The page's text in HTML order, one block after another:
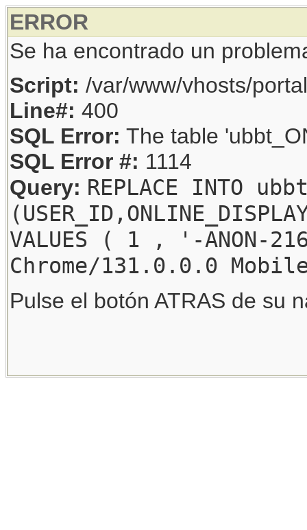
ERROR
Se ha encontrado un
Script: /var/www/vhosts/
Line#: 400
SQL Error: The table
SQL Error #: 1114
Query: REPLACE INTO
VALUES ( 1 , '-
Chrome/131.0.0.0
Pulse el botón ATRAS de su